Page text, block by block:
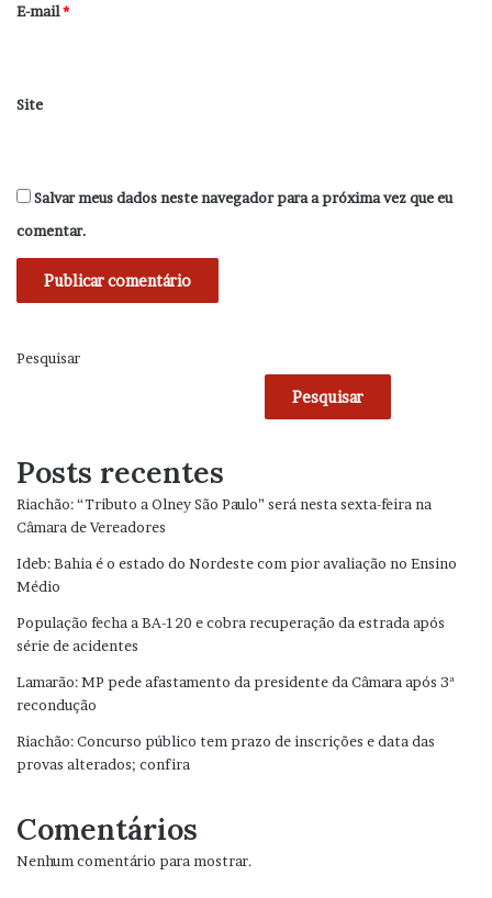
*
E-mail*
Site
Salvar meus dados neste navegador para a próxima vez que eu
comentar.
Pesquisar
Pesquisar
Posts recentes
Riachão: “Tributo a Olney São Paulo” será nesta sexta-feira na
Câmara de Vereadores
Ideb: Bahia é o estado do Nordeste com pior avaliação no Ensino
Médio
População fecha a BA-120 e cobra recuperação da estrada após
série de acidentes
Lamarão: MP pede afastamento da presidente da Câmara após 3ª
recondução
Riachão: Concurso público tem prazo de inscrições e data das
provas alterados; confira
Comentários
Nenhum comentário para mostrar.